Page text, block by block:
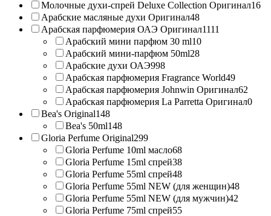
Молочные духи-спрей Deluxe Collection Оригинал16
Арабские масляные духи Оригинал48
Арабская парфюмерия ОАЭ Оригинал1111
Арабский мини парфюм 30 ml10
Арабский мини-парфюм 50ml28
Арабские духи ОАЭ998
Арабская парфюмерия Fragrance World49
Арабская парфюмерия Johnwin Оригинал62
Арабская парфюмерия La Parretta Оригинал0
Bea's Original148
Bea's 50ml148
Gloria Perfume Original299
Gloria Perfume 10ml масло68
Gloria Perfume 15ml спрей38
Gloria Perfume 55ml спрей48
Gloria Perfume 55ml NEW (для женщин)48
Gloria Perfume 55ml NEW (для мужчин)42
Gloria Perfume 75ml спрей55